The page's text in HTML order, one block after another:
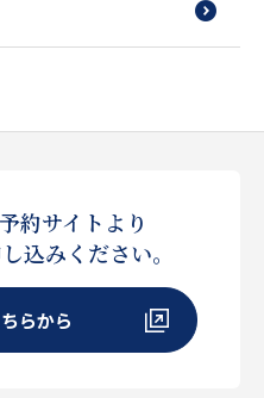
約サイトより
込みください。
らから